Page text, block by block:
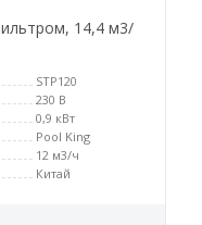
14,4 м3/
STP120
230 В
0,9 кВт
Pool King
12 м3/ч
Китай